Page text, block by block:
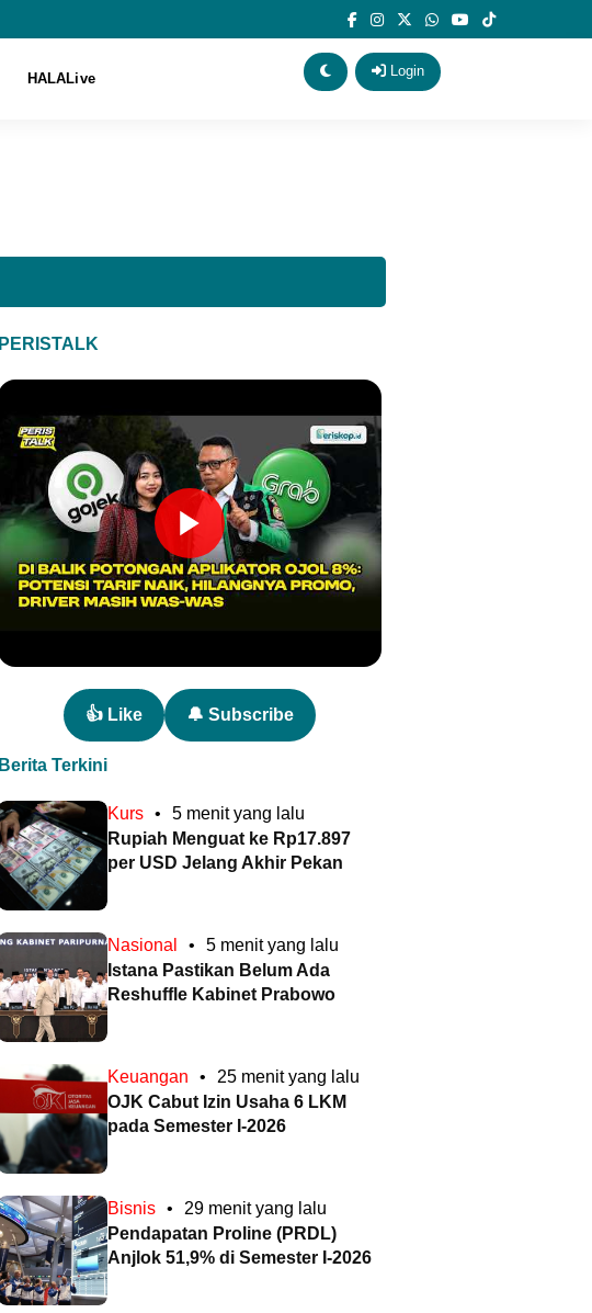
HALALive
Login
PERISTALK
👍 Like 🔔 Subscribe
Berita Terkini
Kurs •
5 menit yang lalu
Rupiah Menguat ke Rp17.897
per USD Jelang Akhir Pekan
Nasional •
5 menit yang lalu
Istana Pastikan Belum Ada
Reshuffle Kabinet Prabowo
Keuangan •
25 menit yang lalu
OJK Cabut Izin Usaha 6 LKM
pada Semester I-2026
Bisnis •
29 menit yang lalu
Pendapatan Proline (PRDL)
Anjlok 51,9% di Semester I-2026